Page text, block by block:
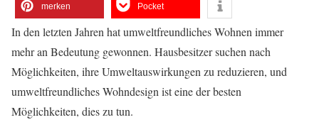
merken Pocket
In den letzten Jahren hat umweltfreundliches Wohnen immer
mehr an Bedeutung gewonnen. Hausbesitzer suchen nach
Möglichkeiten, ihre Umweltauswirkungen zu reduzieren, und
umweltfreundliches Wohndesign ist eine der besten
Möglichkeiten, dies zu tun.